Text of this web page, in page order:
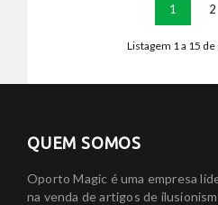
1 2
Listagem 1 a 15
QUEM SOMOS
Oporto Magic é uma empresa
na venda de artigos de